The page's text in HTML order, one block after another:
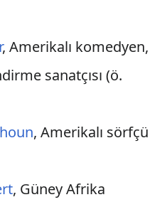
, Amerikalı komedyen,
sanatçısı (ö.
, Amerikalı sörfçü
, Güney Afrika